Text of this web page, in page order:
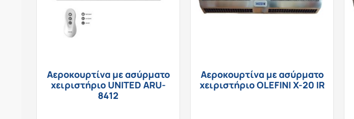
Αεροκουρτίνα με ασύρματο
χειριστήριο UNITED ARU-
8412
Αεροκουρτίνα με ασύρματο
χειριστήριο OLEFINI X-20 IR